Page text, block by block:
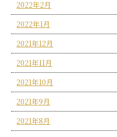
2022年2月
2022年1月
2021年12月
2021年11月
2021年10月
2021年9月
2021年8月